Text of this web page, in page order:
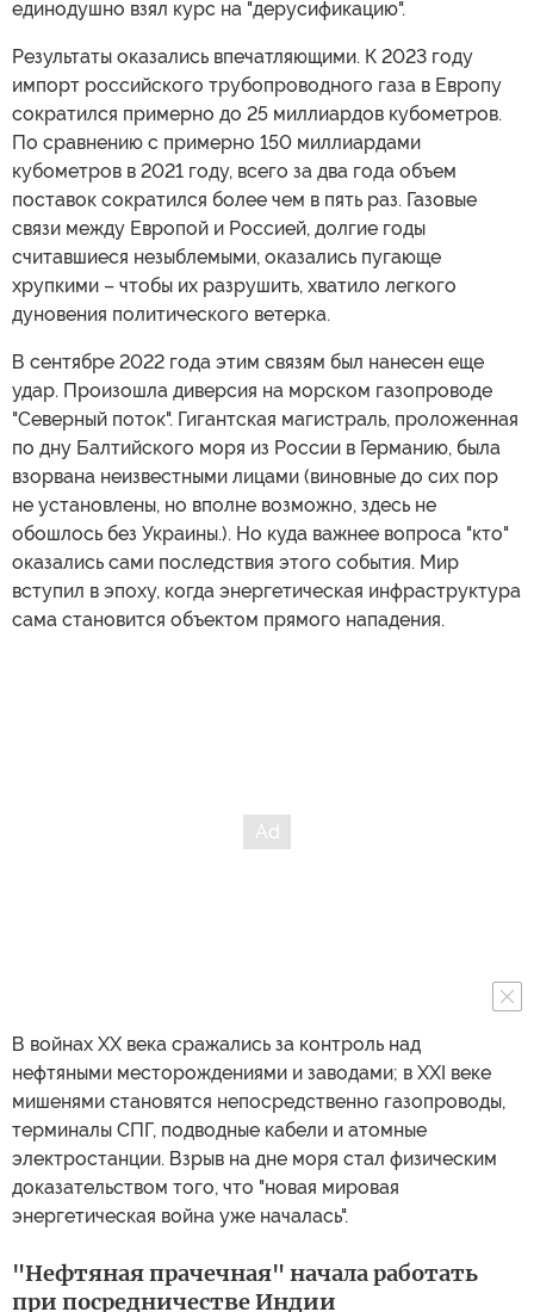
единодушно взял курс на "дерусификацию".
Результаты оказались впечатляющими. К 2023 году
импорт российского трубопроводного газа в Европу
сократился примерно до 25 миллиардов кубометров.
По сравнению с примерно 150 миллиардами
кубометров в 2021 году, всего за два года объем
поставок сократился более чем в пять раз. Газовые
связи между Европой и Россией, долгие годы
считавшиеся незыблемыми, оказались пугающе
хрупкими – чтобы их разрушить, хватило легкого
дуновения политического ветерка.
В сентябре 2022 года этим связям был нанесен еще
удар. Произошла диверсия на морском газопроводе
"Северный поток". Гигантская магистраль, проложенная
по дну Балтийского моря из России в Германию, была
взорвана неизвестными лицами (виновные до сих пор
не установлены, но вполне возможно, здесь не
обошлось без Украины.). Но куда важнее вопроса "кто"
оказались сами последствия этого события. Мир
вступил в эпоху, когда энергетическая инфраструктура
сама становится объектом прямого нападения.
В войнах XX века сражались за контроль над
нефтяными месторождениями и заводами; в XXI веке
мишенями становятся непосредственно газопроводы,
терминалы СПГ, подводные кабели и атомные
электростанции. Взрыв на дне моря стал физическим
доказательством того, что "новая мировая
энергетическая война уже началась".
"Нефтяная прачечная" начала работать
при посредничестве Индии